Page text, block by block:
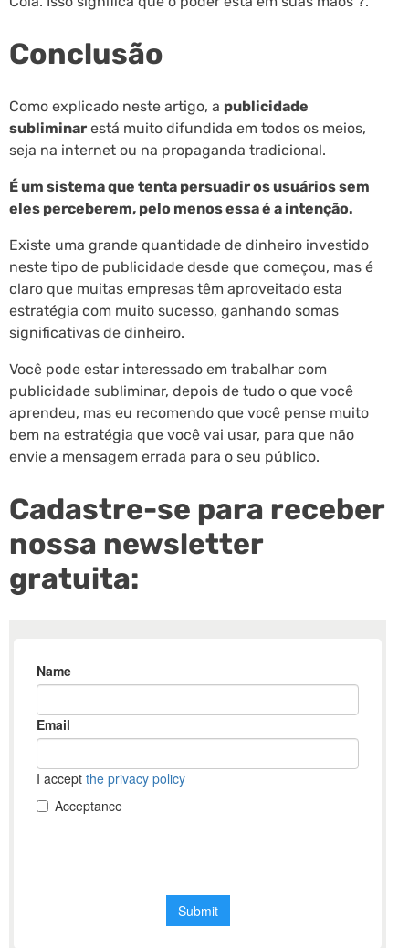
Conclusão
Como explicado neste artigo, a publicidade
subliminar está muito difundida em todos os meios,
seja na internet ou na propaganda tradicional.
É um sistema que tenta persuadir os usuários sem
eles perceberem, pelo menos essa é a intenção.
Existe uma grande quantidade de dinheiro investido
neste tipo de publicidade desde que começou, mas é
claro que muitas empresas têm aproveitado esta
estratégia com muito sucesso, ganhando somas
significativas de dinheiro.
Você pode estar interessado em trabalhar com
publicidade subliminar, depois de tudo o que você
aprendeu, mas eu recomendo que você pense muito
bem na estratégia que você vai usar, para que não
envie a mensagem errada para o seu público.
Cadastre-se para receber
nossa newsletter
gratuita: